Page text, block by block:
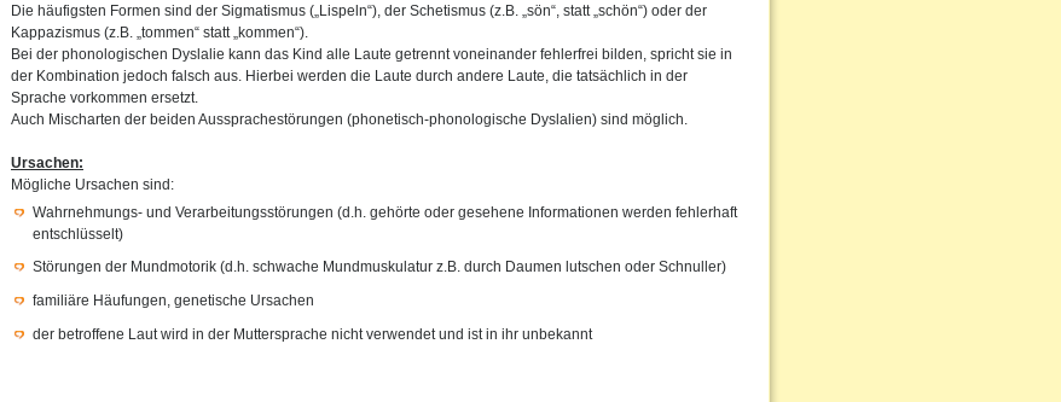
Die häufigsten Formen sind der Sigmatismus („Lispeln“), der Schetismus (z.B. „sön“, statt „schön“) oder der
Kappazismus (z.B. „tommen“ statt „kommen“).
Bei der phonologischen Dyslalie kann das Kind alle Laute getrennt voneinander fehlerfrei bilden, spricht sie in
der Kombination jedoch falsch aus. Hierbei werden die Laute durch andere Laute, die tatsächlich in der
Sprache vorkommen ersetzt.
Auch Mischarten der beiden Aussprachestörungen (phonetisch-phonologische Dyslalien) sind möglich.
Ursachen:
Mögliche Ursachen sind:
Wahrnehmungs- und Verarbeitungsstörungen (d.h. gehörte oder gesehene Informationen werden fehlerhaft
entschlüsselt)
Störungen der Mundmotorik (d.h. schwache Mundmuskulatur z.B. durch Daumen lutschen oder Schnuller)
familiäre Häufungen, genetische Ursachen
der betroffene Laut wird in der Muttersprache nicht verwendet und ist in ihr unbekannt